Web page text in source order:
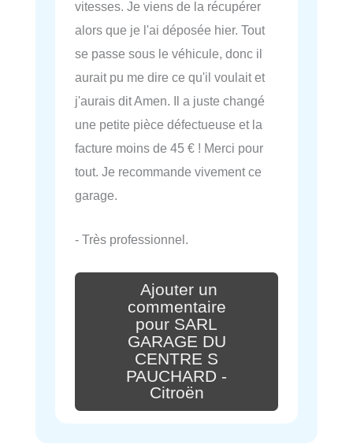
vitesses. Je viens de la récupérer
alors que je l'ai déposée hier. Tout
se passe sous le véhicule, donc il
aurait pu me dire ce qu'il voulait et
j'aurais dit Amen. Il a juste changé
une petite pièce défectueuse et la
facture moins de 45 € ! Merci pour
tout. Je recommande vivement ce
garage.
- Très professionnel.
Ajouter un
commentaire
pour SARL
GARAGE DU
CENTRE S
PAUCHARD -
Citroën